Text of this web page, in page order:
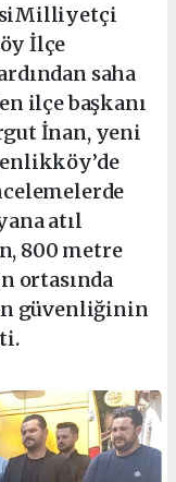
İlçe
saha
ilçe başkanı
İnan, yeni
atıl
800 metre
ortasında
güvenliğinin